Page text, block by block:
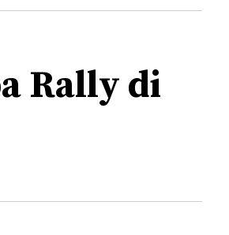
Rally di